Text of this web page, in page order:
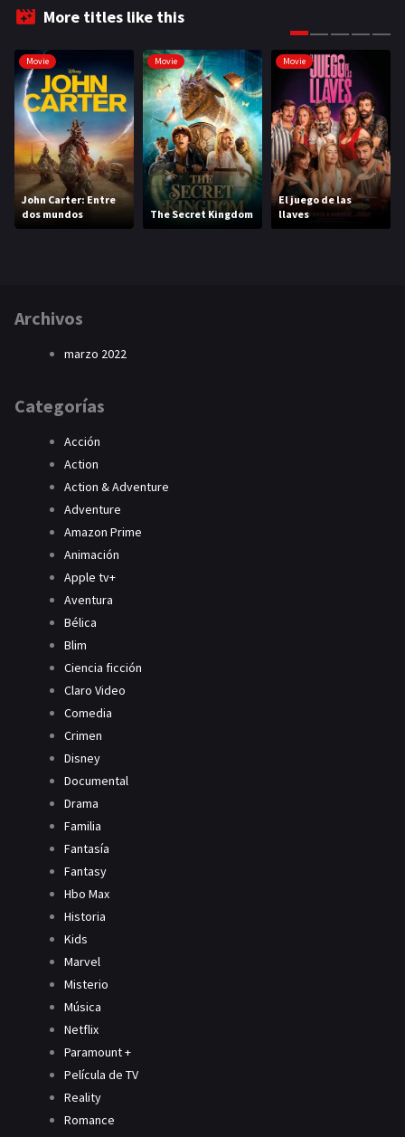
More titles like this
Movie
John Carter: Entre
dos mundos
Movie
The Secret Kingdom
Movie
El juego de las
llaves
Archivos
marzo 2022
Categorías
Acción
Action
Action & Adventure
Adventure
Amazon Prime
Animación
Apple tv+
Aventura
Bélica
Blim
Ciencia ficción
Claro Video
Comedia
Crimen
Disney
Documental
Drama
Familia
Fantasía
Fantasy
Hbo Max
Historia
Kids
Marvel
Misterio
Música
Netflix
Paramount +
Película de TV
Reality
Romance